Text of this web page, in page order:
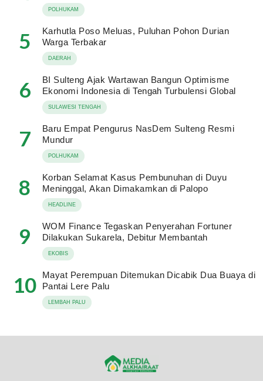
POLHUKAM
5
Karhutla Poso Meluas, Puluhan Pohon Durian
Warga Terbakar
DAERAH
6
BI Sulteng Ajak Wartawan Bangun Optimisme
Ekonomi Indonesia di Tengah Turbulensi Global
SULAWESI TENGAH
7
Baru Empat Pengurus NasDem Sulteng Resmi
Mundur
POLHUKAM
8
Korban Selamat Kasus Pembunuhan di Duyu
Meninggal, Akan Dimakamkan di Palopo
HEADLINE
9
WOM Finance Tegaskan Penyerahan Fortuner
Dilakukan Sukarela, Debitur Membantah
EKOBIS
10
Mayat Perempuan Ditemukan Dicabik Dua Buaya di
Pantai Lere Palu
LEMBAH PALU